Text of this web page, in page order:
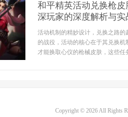
和平精英活动兑换枪
深玩家的深度解析与实
活动机制的精妙设计，兑换之路
的战役，活动的核心在于其兑换
才能换取心仪的枪械皮肤，这些任
Copyright © 2026 All Rights